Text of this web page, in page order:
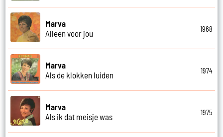
Marva
Alleen voor jou
1968
Marva
Als de klokken luiden
1974
Marva
Als ik dat meisje was
1975